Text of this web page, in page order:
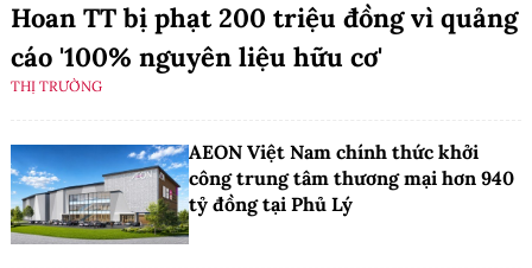
Hoan TT bị phạt 200 triệu đồng vì quảng
cáo '100% nguyên liệu hữu cơ'
THỊ TRƯỜNG
AEON Việt Nam chính thức khởi
công trung tâm thương mại hơn 940
tỷ đồng tại Phủ Lý